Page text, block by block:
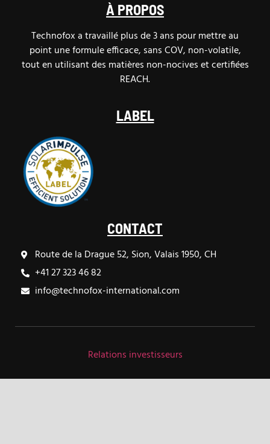
À PROPOS
Technofox a travaillé plus de 3 ans pour mettre au
point une formule efficace, sans COV, non-volatile,
tout en utilisant des matières non-nocives et certifiées
REACH.
LABEL
CONTACT
Route de la Drague 52, Sion, Valais 1950, CH
+41 27 323 46 82
info@technofox-international.com
Relations investisseurs